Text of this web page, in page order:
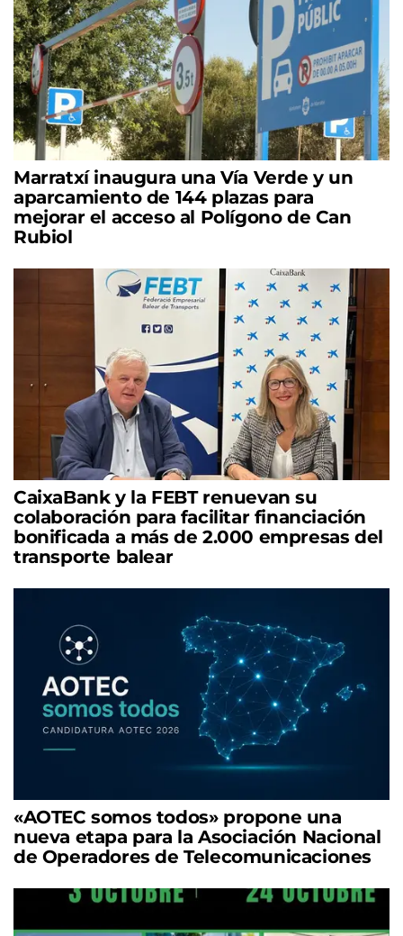
Marratxí inaugura una Vía Verde y un
aparcamiento de 144 plazas para
mejorar el acceso al Polígono de Can
Rubiol
CaixaBank y la FEBT renuevan su
colaboración para facilitar financiación
bonificada a más de 2.000 empresas del
transporte balear
«AOTEC somos todos» propone una
nueva etapa para la Asociación Nacional
de Operadores de Telecomunicaciones